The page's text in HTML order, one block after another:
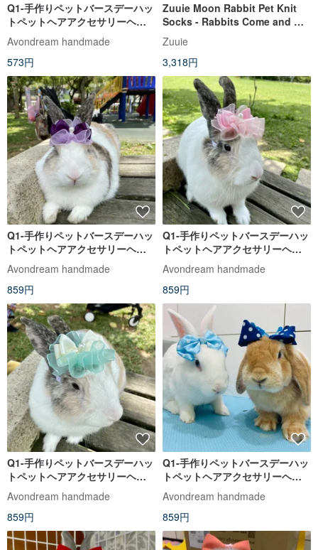
Q1-手作りペットバースデーハッ
トペットヘアアクセサリーヘッ
ドギアバニーリーシュアクセサ
リーバニーリース
Avondream handmade
573円
Zuuie Moon Rabbit Pet Knit
Socks - Rabbits Come and Go
(ラビット カム アンド ゴー)
Zuuie
3,318円
Q1-手作りペットバースデーハッ
トペットヘアアクセサリーヘッ
ドギアバニーリーシュアクセサ
リーバニーリース
Avondream handmade
859円
Q1-手作りペットバースデーハッ
トペットヘアアクセサリーヘッ
ドギアバニーリーシュアクセサ
リーバニーリース
Avondream handmade
859円
Q1-手作りペットバースデーハッ
トペットヘアアクセサリーヘッ
ドギアバニーリーシュアクセサ
リーバニーリース
Avondream handmade
859円
Q1-手作りペットバースデーハッ
トペットヘアアクセサリーヘッ
ドギアバニーリーシュアクセサ
リーバニーリース
Avondream handmade
859円